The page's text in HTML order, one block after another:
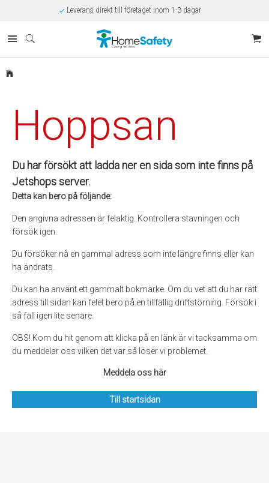
Leverans direkt till företaget inom 1-3 dagar
Rabatt på beställningar över 10.000kr/år
Hoppsan
Du har försökt att ladda ner en sida som inte finns på
Jetshops server.
Detta kan bero på följande:
Den angivna adressen är felaktig. Kontrollera stavningen och
försök igen.
Du försöker nå en gammal adress som inte längre finns eller kan
ha ändrats.
Du kan ha använt ett gammalt bokmärke. Om du vet att du har rätt
adress till sidan kan felet bero på en tillfällig driftstörning. Försök i
så fall igen lite senare.
OBS! Kom du hit genom att klicka på en länk är vi tacksamma om
du meddelar oss vilken det var så löser vi problemet.
Meddela oss här
Till startsidan